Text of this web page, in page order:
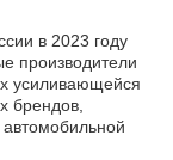
в 2023 году
производители
усиливающейся
брендов,